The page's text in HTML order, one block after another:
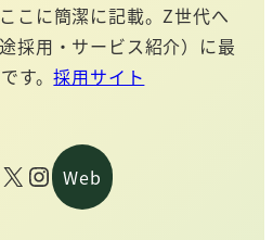
こに簡潔に記載。Z世代へ
採用・サービス紹介）に最
す。採用サイト
X Instagram
Web